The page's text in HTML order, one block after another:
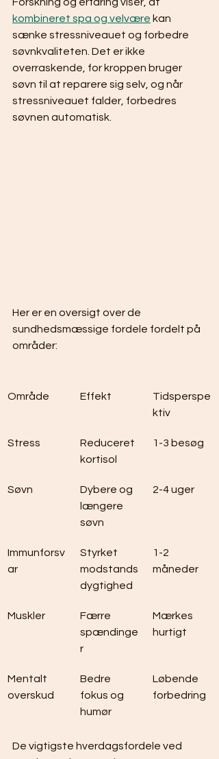
kombineret spa og velvære kan
sænke stressniveauet og forbedre
søvnkvaliteten. Det er ikke
overraskende, for kroppen bruger
søvn til at reparere sig selv, og når
stressniveauet falder, forbedres
søvnen automatisk.
Her er en oversigt over de
sundhedsmæssige fordele fordelt på
områder:
Område Effekt
Tidsperspe
ktiv
Stress
Reduceret
kortisol
1-3 besøg
Søvn
Dybere og
længere
søvn
2-4 uger
Immunforsv
ar
Styrket
modstands
dygtighed
1-2
måneder
Muskler
Færre
spændinge
r
Mærkes
hurtigt
Mentalt
overskud
Bedre
fokus og
humør
Løbende
forbedring
De vigtigste hverdagsfordele ved